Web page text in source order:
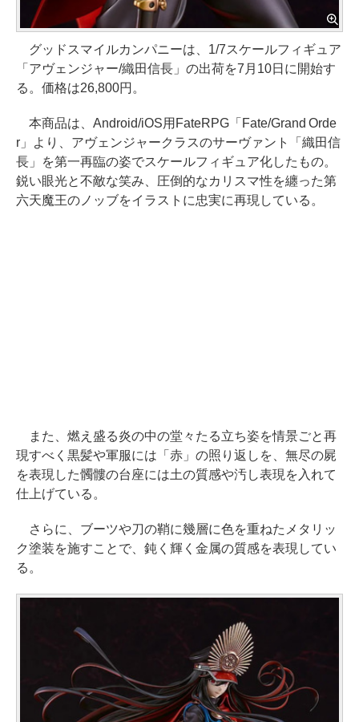
グッドスマイルカンパニーは、1/7スケールフィギュア
「アヴェンジャー/織田信長」の出荷を7月10日に開始す
る。価格は26,800円。
本商品は、Android/iOS用FateRPG「Fate/Grand Orde
r」より、アヴェンジャークラスのサーヴァント「織田信
長」を第一再臨の姿でスケールフィギュア化したもの。
鋭い眼光と不敵な笑み、圧倒的なカリスマ性を纏った第
六天魔王のノッブをイラストに忠実に再現している。
また、燃え盛る炎の中の堂々たる立ち姿を情景ごと再
現すべく黒髪や軍服には「赤」の照り返しを、無尽の屍
を表現した髑髏の台座には土の質感や汚し表現を入れて
仕上げている。
さらに、ブーツや刀の鞘に幾層に色を重ねたメタリッ
ク塗装を施すことで、鈍く輝く金属の質感を表現してい
る。